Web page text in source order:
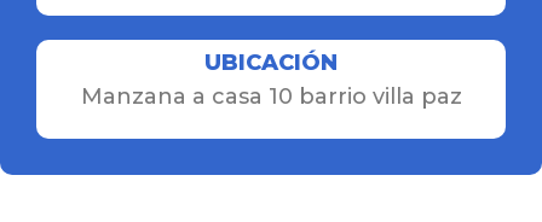
UBICACIÓN
Manzana a casa 10 barrio villa paz